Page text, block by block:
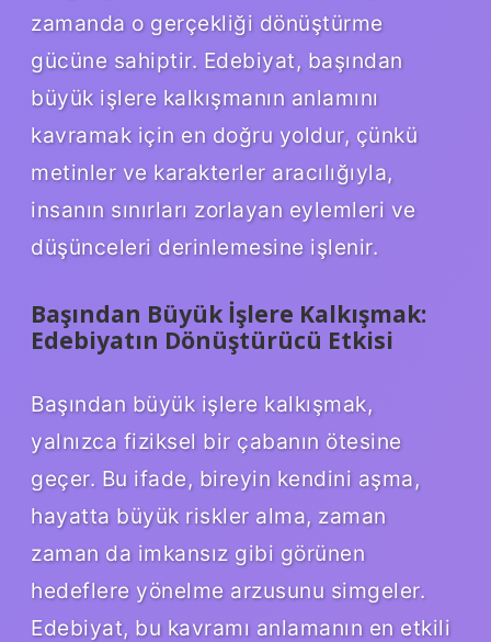
zamanda o gerçekliği dönüştürme
gücüne sahiptir. Edebiyat, başından
büyük işlere kalkışmanın anlamını
kavramak için en doğru yoldur, çünkü
metinler ve karakterler aracılığıyla,
insanın sınırları zorlayan eylemleri ve
düşünceleri derinlemesine işlenir.
Başından Büyük İşlere Kalkışmak:
Edebiyatın Dönüştürücü Etkisi
Başından büyük işlere kalkışmak,
yalnızca fiziksel bir çabanın ötesine
geçer. Bu ifade, bireyin kendini aşma,
hayatta büyük riskler alma, zaman
zaman da imkansız gibi görünen
hedeflere yönelme arzusunu simgeler.
Edebiyat, bu kavramı anlamanın en etkili